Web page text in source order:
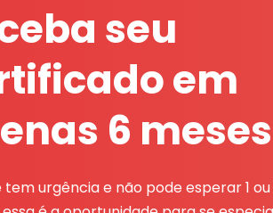
seu
em
6 meses
tem urgência e não pode esperar 1